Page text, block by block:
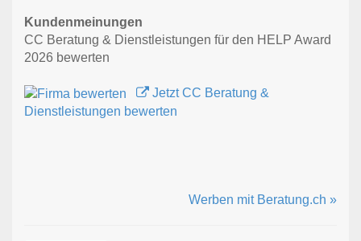
Kundenmeinungen
CC Beratung & Dienstleistungen für den HELP Award
2026 bewerten
Jetzt CC Beratung &
Dienstleistungen bewerten
Werben mit Beratung.ch »